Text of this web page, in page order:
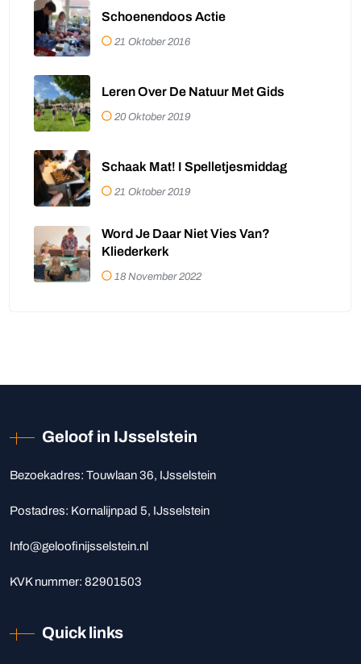
Schoenendoos Actie
21 Oktober 2016
Leren Over De Natuur Met Gids
20 Oktober 2019
Schaak Mat! I Spelletjesmiddag
21 Oktober 2019
Word Je Daar Niet Vies Van?
Kliederkerk
18 November 2022
Geloof in IJsselstein
Bezoekadres: Touwlaan 36, IJsselstein
Postadres: Kornalijnpad 5, IJsselstein
Info@geloofinijsselstein.nl‬
KVK nummer: 82901503
Quick links